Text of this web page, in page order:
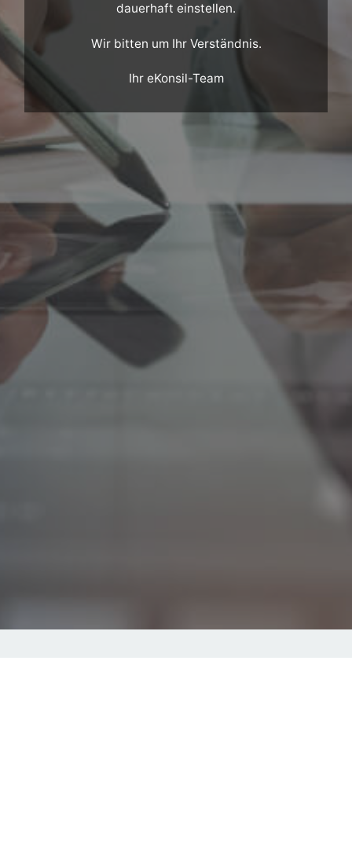
dauerhaft einstellen.
Wir bitten um Ihr Verständnis.
Ihr eKonsil-Team